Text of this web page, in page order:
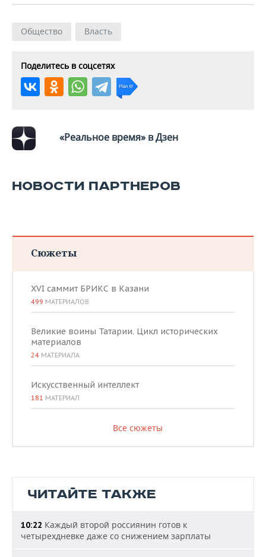
ВОДНЫЕ ВИДЫ СПОРТА
ОБРАЗОВАНИЕ
Общество Власть
Поделитесь в соцсетях
«Реальное время» в Дзен
НОВОСТИ ПАРТНЕРОВ
Сюжеты
XVI саммит БРИКС в Казани
499 МАТЕРИАЛОВ
Великие воины Татарии. Цикл исторических
материалов
24 МАТЕРИАЛА
Искусственный интеллект
181 МАТЕРИАЛ
Все сюжеты
ЧИТАЙТЕ ТАКЖЕ
10:22 Каждый второй россиянин готов к
четырехдневке даже со снижением зарплаты